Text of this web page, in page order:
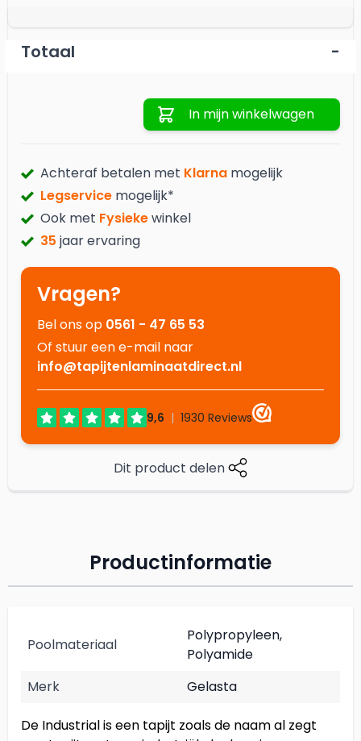
Totaal -
Aantal
In mijn winkelwagen
Achteraf betalen met Klarna mogelijk
Legservice mogelijk*
Ook met Fysiekewinkel
35 jaar ervaring
Vragen?
Bel ons op 0561 - 47 65 53
Of stuur een e-mail naar
info@tapijtenlaminaatdirect.nl
Dit product delen
Productinformatie
Poolmateriaal
Polypropyleen,
Polyamide
Merk
Gelasta
De Industrial is een tapijt zoals de naam al zegt